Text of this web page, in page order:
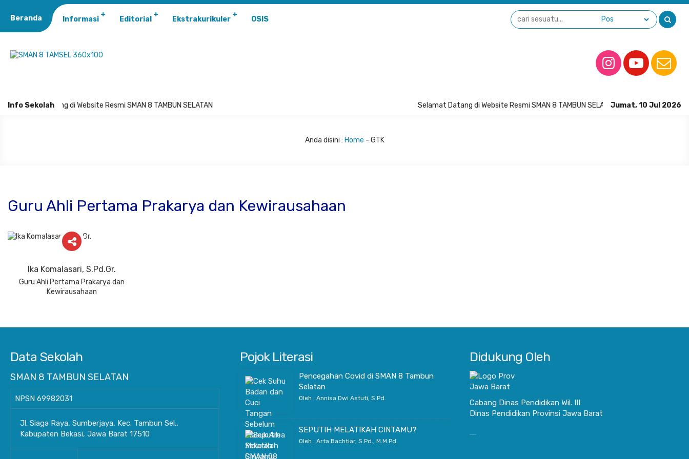
Beranda Informasi Editorial Ekstrakurikuler OSIS
Info Sekolah Jumat, 10 Jul 2026
Selamat Datang di Website Resmi SMAN 8 TAMBUN SELATAN
Selamat Datang di Website Resmi SMAN 8 TAMBUN SELATAN
Anda disini : Home - GTK
Guru Ahli Pertama Prakarya dan Kewirausahaan
Ika Komalasari, S.Pd.Gr.
Guru Ahli Pertama Prakarya dan
Kewirausahaan
Data Sekolah
SMAN 8 TAMBUN SELATAN
NPSN 69982031
Jl. Siaga Raya, Sumberjaya, Kec. Tambun Sel.,
Kabupaten Bekasi, Jawa Barat 17510
Pojok Literasi
Pencegahan Covid di SMAN 8 Tambun
Selatan
Oleh : Annisa Dwi Astuti, S.Pd.
SEPUTIH MELATIKAH CINTAMU?
Oleh : Arta Bachtiar, S.Pd., M.M.Pd.
Didukung Oleh
Cabang Dinas Pendidikan Wil. III
Dinas Pendidikan Provinsi Jawa Barat